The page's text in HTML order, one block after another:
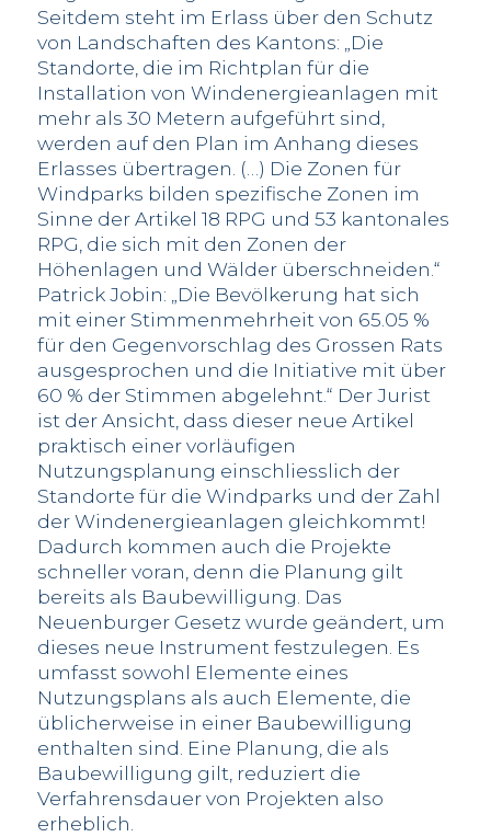
Seitdem steht im Erlass über den Schutz
von Landschaften des Kantons: „Die
Standorte, die im Richtplan für die
Installation von Windenergieanlagen mit
mehr als 30 Metern aufgeführt sind,
werden auf den Plan im Anhang dieses
Erlasses übertragen. (…) Die Zonen für
Windparks bilden spezifische Zonen im
Sinne der Artikel 18 RPG und 53 kantonales
RPG, die sich mit den Zonen der
Höhenlagen und Wälder überschneiden.“
Patrick Jobin: „Die Bevölkerung hat sich
mit einer Stimmenmehrheit von 65.05 %
für den Gegenvorschlag des Grossen Rats
ausgesprochen und die Initiative mit über
60 % der Stimmen abgelehnt.“ Der Jurist
ist der Ansicht, dass dieser neue Artikel
praktisch einer vorläufigen
Nutzungsplanung einschliesslich der
Standorte für die Windparks und der Zahl
der Windenergieanlagen gleichkommt!
Dadurch kommen auch die Projekte
schneller voran, denn die Planung gilt
bereits als Baubewilligung. Das
Neuenburger Gesetz wurde geändert, um
dieses neue Instrument festzulegen. Es
umfasst sowohl Elemente eines
Nutzungsplans als auch Elemente, die
üblicherweise in einer Baubewilligung
enthalten sind. Eine Planung, die als
Baubewilligung gilt, reduziert die
Verfahrensdauer von Projekten also
erheblich.